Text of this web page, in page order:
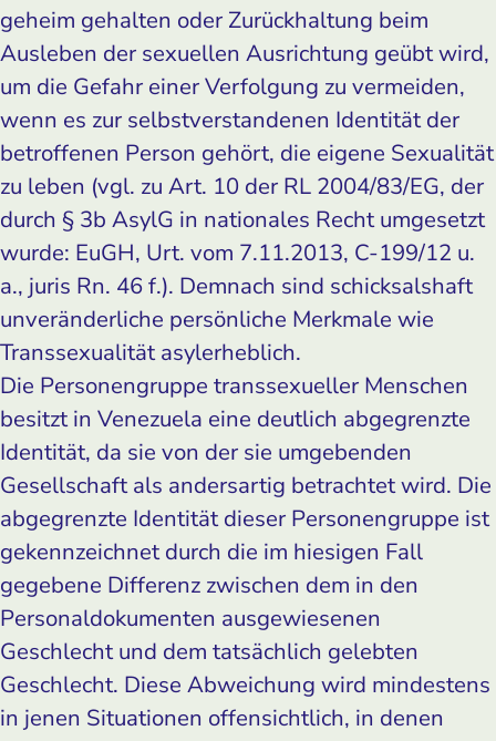
geheim gehalten oder Zurückhaltung beim
Ausleben der sexuellen Ausrichtung geübt wird,
um die Gefahr einer Verfolgung zu vermeiden,
wenn es zur selbstverstandenen Identität der
betroffenen Person gehört, die eigene Sexualität
zu leben (vgl. zu Art. 10 der RL 2004/83/EG, der
durch § 3b AsylG in nationales Recht umgesetzt
wurde: EuGH, Urt. vom 7.11.2013, C-199/12 u.
a., juris Rn. 46 f.). Demnach sind schicksalshaft
unveränderliche persönliche Merkmale wie
Transsexualität asylerheblich.
Die Personengruppe transsexueller Menschen
besitzt in Venezuela eine deutlich abgegrenzte
Identität, da sie von der sie umgebenden
Gesellschaft als andersartig betrachtet wird. Die
abgegrenzte Identität dieser Personengruppe ist
gekennzeichnet durch die im hiesigen Fall
gegebene Differenz zwischen dem in den
Personaldokumenten ausgewiesenen
Geschlecht und dem tatsächlich gelebten
Geschlecht. Diese Abweichung wird mindestens
in jenen Situationen offensichtlich, in denen